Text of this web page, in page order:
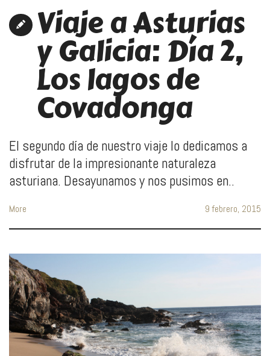
Viaje a Asturias
y Galicia: Día 2,
Los lagos de
Covadonga
El segundo día de nuestro viaje lo dedicamos a
disfrutar de la impresionante naturaleza
asturiana. Desayunamos y nos pusimos en..
More 9 febrero, 2015